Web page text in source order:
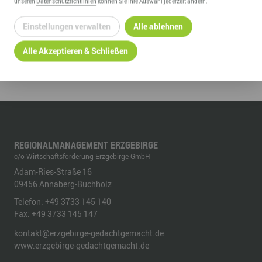
ZURÜCK ZUR ÜBERSICHT
REGIONALMANAGEMENT ERZGEBIRGE
c/o Wirtschaftsförderung Erzgebirge GmbH
Adam-Ries-Straße 16
09456 Annaberg-Buchholz
Telefon: +49 3733 145 140
Fax: +49 3733 145 147
kontakt@erzgebirge-gedachtgemacht.de
www.erzgebirge-gedachtgemacht.de
Einstellungen verwalten Alle ablehnen
Alle Akzeptieren & Schließen